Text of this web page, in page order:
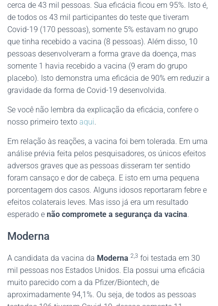
cerca de 43 mil pessoas. Sua eficácia ficou em 95%. Isto é,
de todos os 43 mil participantes do teste que tiveram
Covid-19 (170 pessoas), somente 5% estavam no grupo
que tinha recebido a vacina (8 pessoas). Além disso, 10
pessoas desenvolveram a forma grave da doença, mas
somente 1 havia recebido a vacina (9 eram do grupo
placebo). Isto demonstra uma eficácia de 90% em reduzir a
gravidade da forma de Covid-19 desenvolvida.
Se você não lembra da explicação da eficácia, confere o
nosso primeiro texto aqui.
Em relação às reações, a vacina foi bem tolerada. Em uma
análise prévia feita pelos pesquisadores, os únicos efeitos
adversos graves que as pessoas disseram ter sentido
foram cansaço e dor de cabeça. E isto em uma pequena
porcentagem dos casos. Alguns idosos reportaram febre e
efeitos colaterais leves. Mas isso já era um resultado
esperado e não compromete a segurança da vacina.
Moderna
A candidata da vacina da Moderna 2,3 foi testada em 30
mil pessoas nos Estados Unidos. Ela possui uma eficácia
muito parecido com a da Pfizer/Biontech, de
aproximadamente 94,1%. Ou seja, de todos as pessoas